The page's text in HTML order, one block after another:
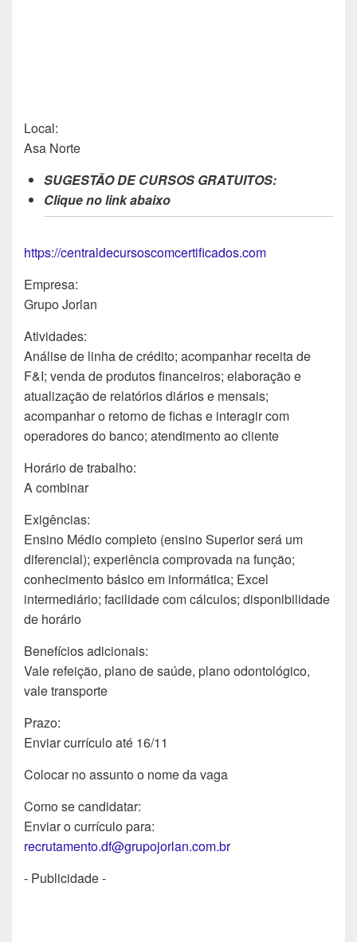
Local:
Asa Norte
SUGESTÃO DE CURSOS GRATUITOS:
Clique no link abaixo
https://centraldecursoscomcertificados.com
Empresa:
Grupo Jorlan
Atividades:
Análise de linha de crédito; acompanhar receita de
F&I; venda de produtos financeiros; elaboração e
atualização de relatórios diários e mensais;
acompanhar o retorno de fichas e interagir com
operadores do banco; atendimento ao cliente
Horário de trabalho:
A combinar
Exigências:
Ensino Médio completo (ensino Superior será um
diferencial); experiência comprovada na função;
conhecimento básico em informática; Excel
intermediário; facilidade com cálculos; disponibilidade
de horário
Benefícios adicionais:
Vale refeição, plano de saúde, plano odontológico,
vale transporte
Prazo:
Enviar currículo até 16/11
Colocar no assunto o nome da vaga
Como se candidatar:
Enviar o currículo para:
recrutamento.df@grupojorlan.com.br
- Publicidade -